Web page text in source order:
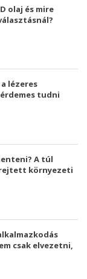
olaj és mire
lézeres
tudni
A túl
környezeti
csak elvezetni,